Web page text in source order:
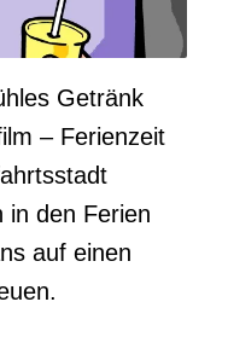
Getränk
– Ferienzeit
in den Ferien
auf einen